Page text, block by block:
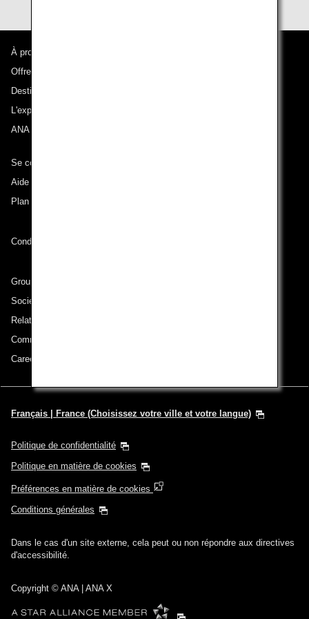
À propos d'ANA
Offres et annonces
Destinations desservies
L'expérience ANA
ANA Mileage Club
Se connecter à ANA
Aide technique (Accessibilité)
Plan du site
Conditions de transport
Groupe ANA
Sociétés du groupe
Relations avec les investisseurs
Communiqué de presse
Careers (English Only)
Français | France (Choisissez votre ville et votre langue)
Politique de confidentialité
Politique en matière de cookies
Préférences en matière de cookies
Conditions générales
Dans le cas d'un site externe, cela peut ou non répondre aux directives
d'accessibilité.
Copyright © ANA | ANA X